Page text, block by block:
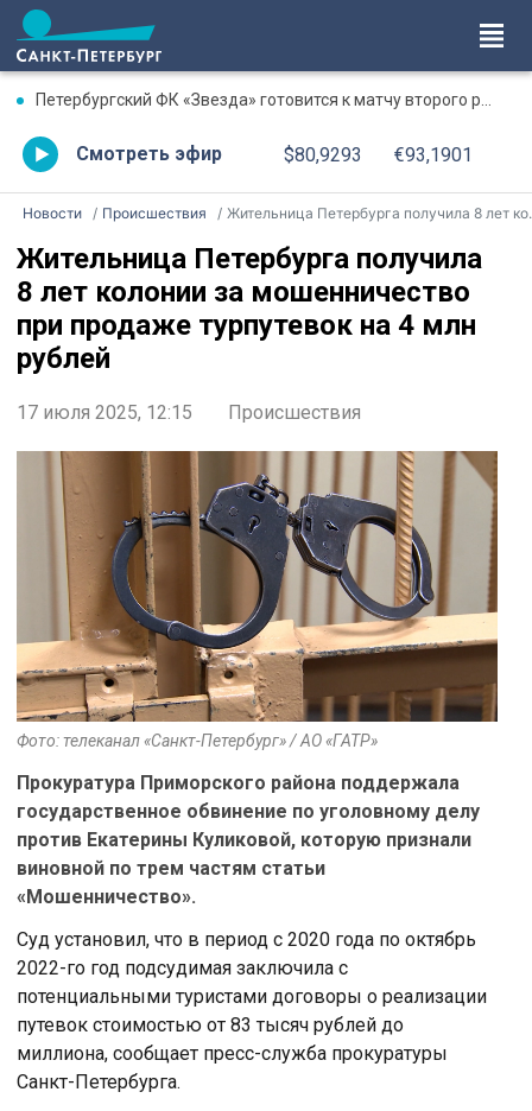
Петербургский ФК «Звезда» готовится к матчу второго раунда «Пути регионов» Кубка России
Смотреть эфир $80,9293 €93,1901
Новости Происшествия Жительница Петербурга получила 8 лет колонии за мошенничество при продаже турпутевок на 4 млн рублей
Жительница Петербурга получила
8 лет колонии за мошенничество
при продаже турпутевок на 4 млн
рублей
17 июля 2025, 12:15 Происшествия
Фото: телеканал «Санкт-Петербург» / АО «ГАТР»
Прокуратура Приморского района поддержала
государственное обвинение по уголовному делу
против Екатерины Куликовой, которую признали
виновной по трем частям статьи
«Мошенничество».
Суд установил, что в период с 2020 года по октябрь
2022-го год подсудимая заключила с
потенциальными туристами договоры о реализации
путевок стоимостью от 83 тысяч рублей до
миллиона, сообщает пресс-служба прокуратуры
Санкт-Петербурга.